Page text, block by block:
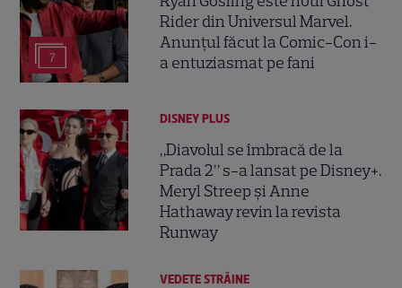
7
Rider din Universul Marvel.
Anunțul făcut la Comic-Con i-
a entuziasmat pe fani
DISNEY PLUS
„Diavolul se îmbracă de la
Prada 2” s-a lansat pe Disney+.
Meryl Streep și Anne
Hathaway revin la revista
Runway
VEDETE STRĂINE